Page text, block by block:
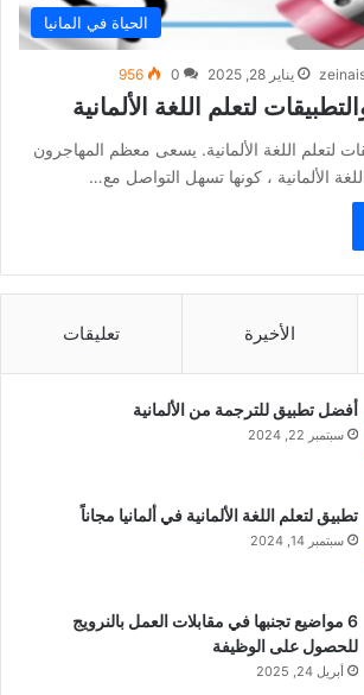
الحياة في المانيا
يناير 28, 2025 0
956
لتعلم اللغة الألمانية
لتعلم اللغة الألمانية. يسعى معظم المهاجرون
الألمانية ، كونها تسهل التواصل مع…
الأخيرة تعليقات
أفضل تطبيق للترجمة من الألمانية
سبتمبر 22, 2024
تطبيق لتعلم اللغة الألمانية في ألمانيا مجاناً
سبتمبر 14, 2024
6 مواضيع تجنبها في مقابلات العمل بالنرويج
للحصول على الوظيفة
أبريل 24, 2025